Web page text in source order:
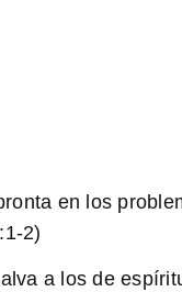
en los
2)
a los de